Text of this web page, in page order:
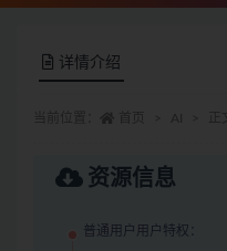
详情介绍
资源信息
普通用户用户特权：